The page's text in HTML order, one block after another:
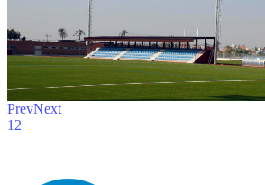
PrevNext
1 2